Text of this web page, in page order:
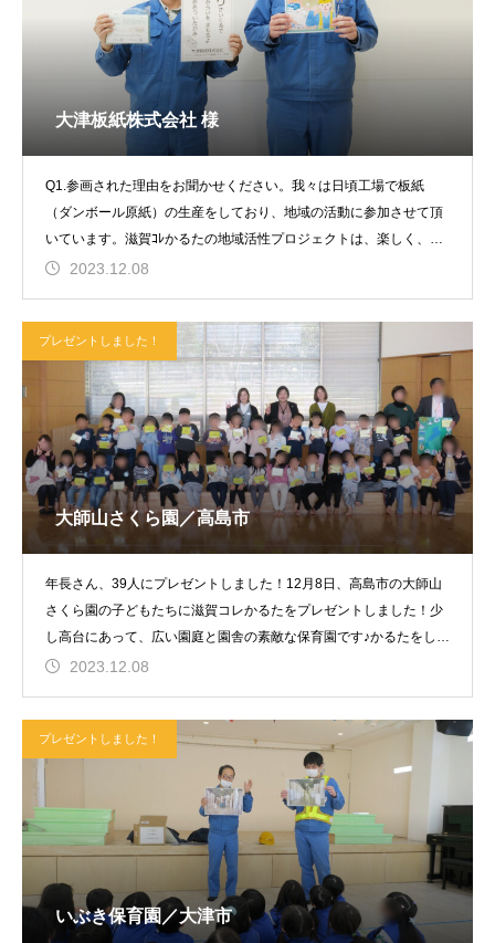
大津板紙株式会社 様
Q1.参画された理由をお聞かせください。我々は日頃工場で板紙
（ダンボール原紙）の生産をしており、地域の活動に参加させて頂
いています。滋賀ｺﾚかるたの地域活性プロジェクトは、楽しく、も
っとわかりやすく
2023.12.08
プレゼントしました！
大師山さくら園／高島市
年長さん、39人にプレゼントしました！12月8日、高島市の大師山
さくら園の子どもたちに滋賀コレかるたをプレゼントしました！少
し高台にあって、広い園庭と園舎の素敵な保育園です♪かるたをした
ホー2023.12.08
プレゼントしました！
いぶき保育園／大津市